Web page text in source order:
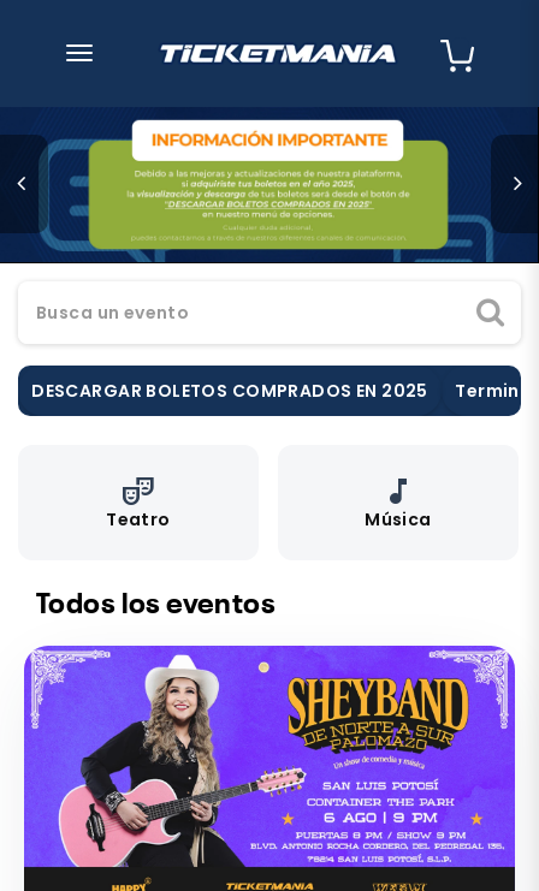
desplegar navegación
Busca un evento
DESCARGAR BOLETOS COMPRADOS EN 2025
theater_comedy
Teatro
music_note
Música
Todos los eventos